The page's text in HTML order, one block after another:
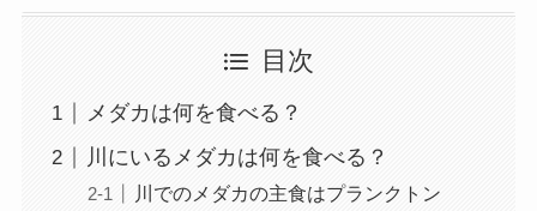
目次
メダカは何を食べる？
川にいるメダカは何を食べる？
川でのメダカの主食はプランクトン